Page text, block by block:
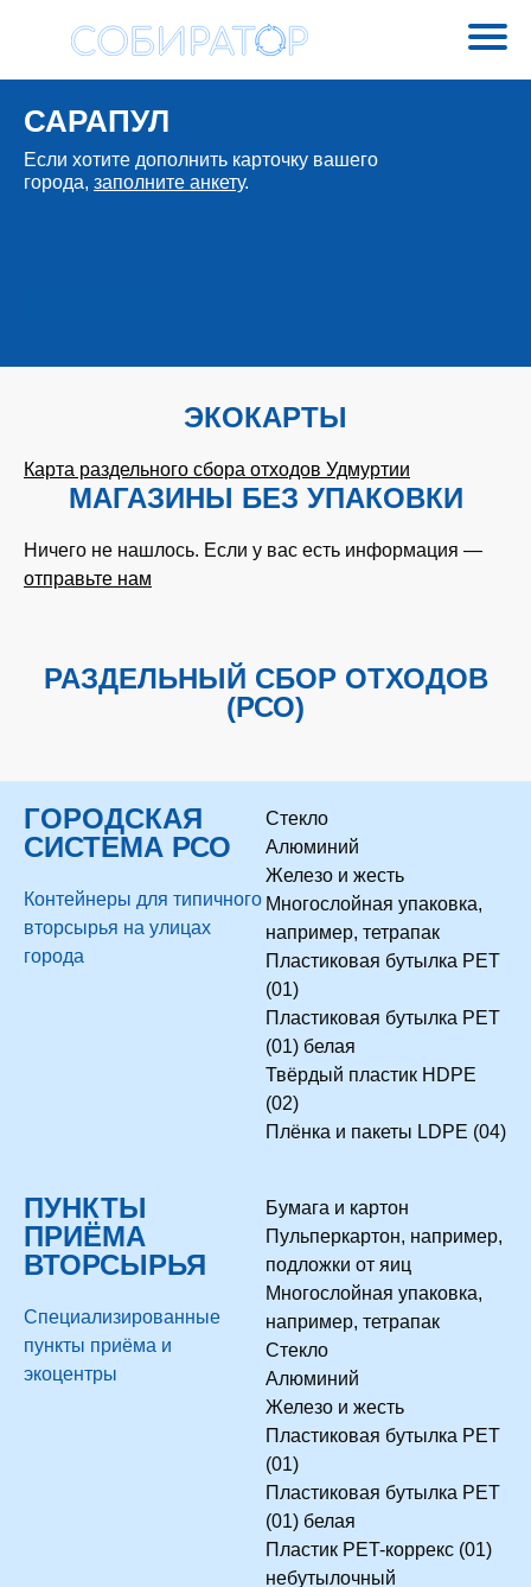
САРАПУЛ
Если хотите дополнить карточку вашего
города, заполните анкету.
ЭКОКАРТЫ
Карта раздельного сбора отходов Удмуртии
МАГАЗИНЫ БЕЗ УПАКОВКИ
Ничего не нашлось. Если у вас есть информация —
отправьте нам
РАЗДЕЛЬНЫЙ СБОР ОТХОДОВ
(РСО)
ГОРОДСКАЯ
СИСТЕМА РСО
Контейнеры для типичного
вторсырья на улицах
города
Стекло
Алюминий
Железо и жесть
Многослойная упаковка,
например, тетрапак
Пластиковая бутылка PET
(01)
Пластиковая бутылка PET
(01) белая
Твёрдый пластик HDPE
(02)
Плёнка и пакеты LDPE (04)
ПУНКТЫ
ПРИЁМА
ВТОРСЫРЬЯ
Специализированные
пункты приёма и
экоцентры
Бумага и картон
Пульперкартон, например,
подложки от яиц
Многослойная упаковка,
например, тетрапак
Стекло
Алюминий
Железо и жесть
Пластиковая бутылка PET
(01)
Пластиковая бутылка PET
(01) белая
Пластик PET-коррекс (01)
небутылочный